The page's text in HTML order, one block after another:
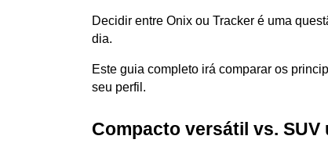
Decidir entre Onix ou Tracker é uma
dia.
Este guia completo irá comparar os
seu perfil.
Compacto versátil vs. SUV